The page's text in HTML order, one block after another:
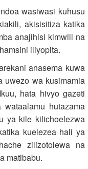
wasiwasi kuhusu
akisisitiza katika
anajihisi kimwili na
iliyopita.
anasema kuwa
uwezo wa kusimamia
hata hivyo gazeti
hutazama
ya kile kilichoelezwa
kuelezea hali ya
zilizotolewa na
matibabu.